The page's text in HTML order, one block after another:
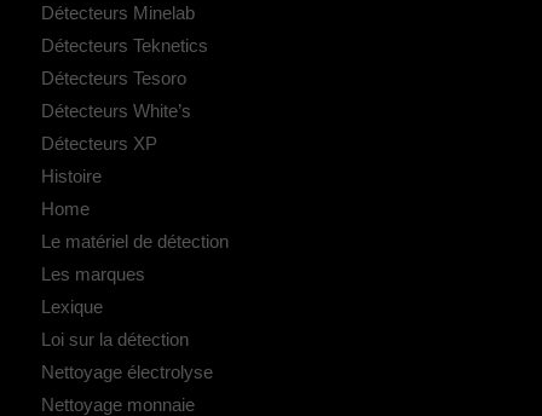
Détecteurs Minelab
Détecteurs Teknetics
Détecteurs Tesoro
Détecteurs White’s
Détecteurs XP
Histoire
Home
Le matériel de détection
Les marques
Lexique
Loi sur la détection
Nettoyage électrolyse
Nettoyage monnaie